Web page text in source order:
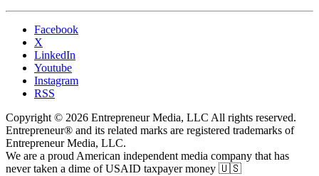
Facebook
X
LinkedIn
Youtube
Instagram
RSS
Copyright © 2026 Entrepreneur Media, LLC All rights reserved.
Entrepreneur® and its related marks are registered trademarks of
Entrepreneur Media, LLC.
We are a proud American independent media company that has
never taken a dime of USAID taxpayer money 🇺🇸